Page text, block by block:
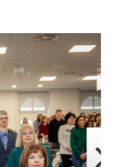
fejlesztése és